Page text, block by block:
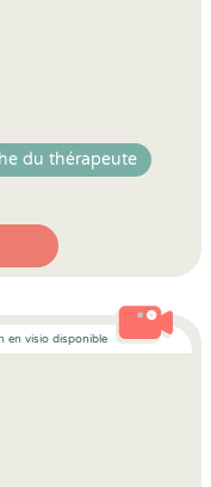
du thérapeute
en visio disponible